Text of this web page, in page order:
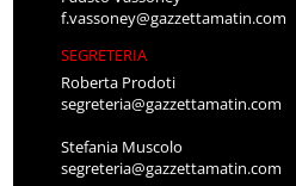
f.vassoney@gazzettamatin.com
SEGRETERIA
Roberta Prodoti
segreteria@gazzettamatin.com
Stefania Muscolo
segreteria@gazzettamatin.com